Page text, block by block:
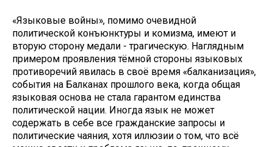
«Языковые войны», помимо очевидной
политической конъюнктуры и комизма, имеют и
вторую сторону медали - трагическую. Наглядным
примером проявления тёмной стороны языковых
противоречий явилась в своё время «балканизация»,
события на Балканах прошлого века, когда общая
языковая основа не стала гарантом единства
политической нации. Иногда язык не может
содержать в себе все гражданские запросы и
политические чаяния, хотя иллюзии о том, что всё